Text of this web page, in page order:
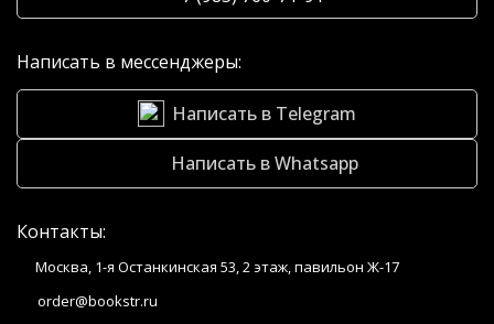
Написать в мессенджеры:
Написать в Telegram
Написать в Whatsapp
Контакты:
Москва, 1-я Останкинская 53, 2 этаж, павильон Ж-17
order@bookstr.ru